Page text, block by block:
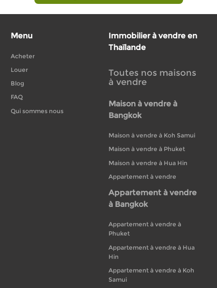
Menu
Acheter
Louer
Blog
FAQ
Qui sommes nous
Immobilier à vendre en
Thaïlande
Toutes nos maisons
à vendre
Maison à vendre à
Bangkok
Maison à vendre à Koh Samui
Maison à vendre à Phuket
Maison à vendre à Hua Hin
Appartement à vendre
Appartement à vendre
à Bangkok
Appartement à vendre à
Phuket
Appartement à vendre à Hua
Hin
Appartement à vendre à Koh
Samui